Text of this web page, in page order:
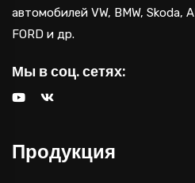
автомобилей VW, BMW, Skoda,
FORD и др.
Мы в соц. сетях:
Продукция